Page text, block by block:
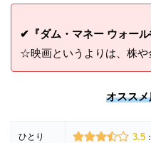
✔『ダム・マネー ウォー
☆映画というよりは、株や
オスス
ひとり 3.5